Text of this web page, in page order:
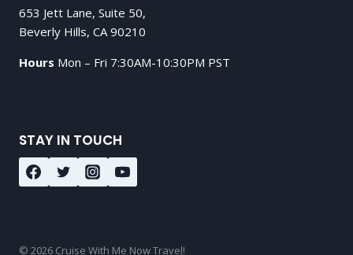
653 Jett Lane, Suite 50,
Beverly Hills, CA 90210
Hours Mon – Fri 7:30AM-10:30PM PST
STAY IN TOUCH
© 2026 Cruise With Me Now Travel!